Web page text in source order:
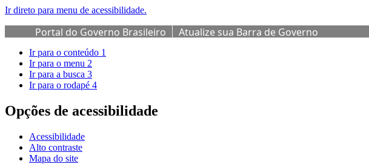
Ir direto para menu de acessibilidade.
Portal do Governo Brasileiro Atualize sua Barra de Governo
Ir para o conteúdo 1
Ir para o menu 2
Ir para a busca 3
Ir para o rodapé 4
Opções de acessibilidade
Acessibilidade
Alto contraste
Mapa do site